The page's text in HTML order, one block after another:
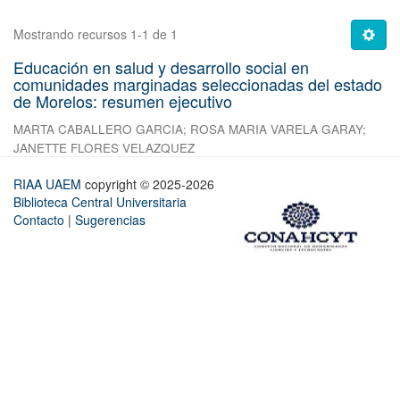
Mostrando recursos 1-1 de 1
Educación en salud y desarrollo social en
comunidades marginadas seleccionadas del estado
de Morelos: resumen ejecutivo
MARTA CABALLERO GARCIA; ROSA MARIA VARELA GARAY;
JANETTE FLORES VELAZQUEZ
RIAA UAEM copyright © 2025-2026
Biblioteca Central Universitaria
Contacto | Sugerencias